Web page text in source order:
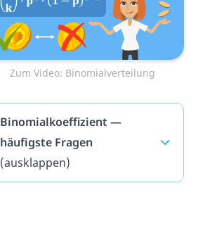
Zum Video: Binomialverteilung
Binomialkoeffizient —
häufigste Fragen
(ausklappen)